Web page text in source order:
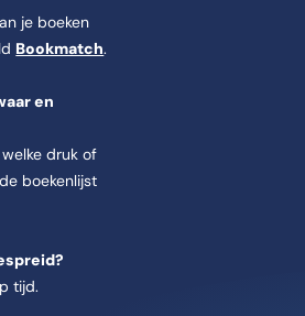
je boeken
Bookmatch.
en
druk of
boekenlijst
tijd.